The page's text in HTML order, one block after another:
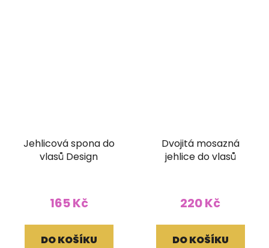
Jehlicová spona do
vlasů Design
165 Kč
DO KOŠÍKU
Dvojitá mosazná
jehlice do vlasů
220 Kč
DO KOŠÍKU